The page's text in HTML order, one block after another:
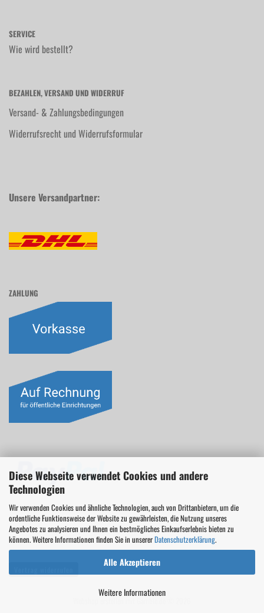
Diese Webseite verwendet Cookies und andere
Technologien
Wir verwenden Cookies und ähnliche Technologien, auch von Drittanbietern, um die
ordentliche Funktionsweise der Website zu gewährleisten, die Nutzung unseres
Angebotes zu analysieren und Ihnen ein bestmögliches Einkaufserlebnis bieten zu
können. Weitere Informationen finden Sie in unsererDatenschutzerklärung.
Alle Akzeptieren
Weitere Informationen
SERVICE
Wie wird bestellt?
BEZAHLEN, VERSAND UND WIDERRUF
Versand- & Zahlungsbedingungen
Widerrufsrecht und Widerrufsformular
Unsere Versandpartner:
ZAHLUNG